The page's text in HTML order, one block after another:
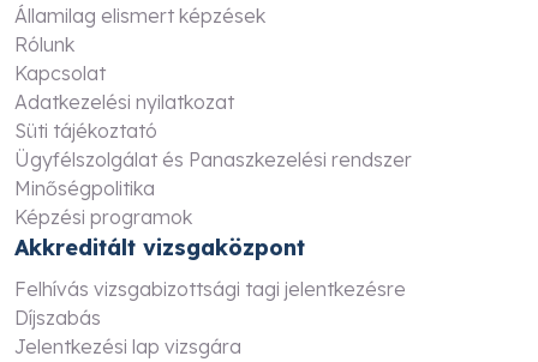
Államilag elismert képzések
Rólunk
Kapcsolat
Adatkezelési nyilatkozat
Süti tájékoztató
Ügyfélszolgálat és Panaszkezelési rendszer
Minőségpolitika
Képzési programok
Akkreditált vizsgaközpont
Felhívás vizsgabizottsági tagi jelentkezésre
Díjszabás
Jelentkezési lap vizsgára